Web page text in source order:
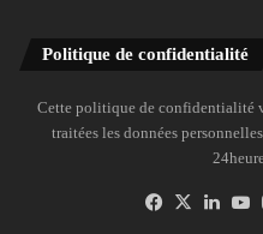
Politique de confidentialité
Cette politique de confidentialité
traitées les données
Facebook
X